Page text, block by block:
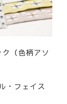
（色柄アソ
・フェイス